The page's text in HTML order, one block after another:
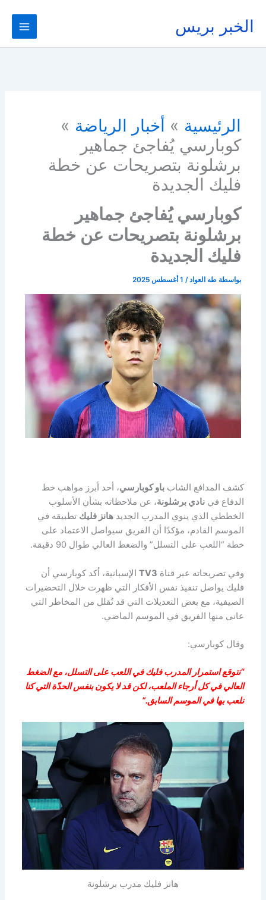
المحتوى
الخبر بريس
الرئيسية
أخبار الرياضة
كوبارسي يُفاجئ جماهير
برشلونة بتصريحات عن خطة
فليك الجديدة
كوبارسي يُفاجئ جماهير
برشلونة بتصريحات عن خطة
فليك الجديدة
بواسطة طه العواد/ 1 أغسطس 2025
كشف المدافع الشابباو كوبارسي، أحد أبرز مواهب خط
الدفاع فينادي برشلونة، عن ملاحظاته بشأن الأسلوب
الخططي الذي ينوي المدرب الجديدهانز فليك تطبيقه في
الموسم القادم، مؤكدًا أن الفريق سيواصل الاعتماد على
خطة “اللعب على التسلل” والضغط العالي طوال 90 دقيقة.
وفي تصريحاته عبر قناة TV3 الإسبانية، أكد كوبارسي أن
فليك يواصل تنفيذ نفس الأفكار التي ظهرت خلال التحضيرات
الصيفية، مع بعض التعديلات التي قد تُقلل من المخاطر التي
عانى منها الفريق في الموسم الماضي.
وقال كوبارسي:
“نتوقع استمرار المدرب فليك في اللعب على التسلل، مع الضغط
العالي في كل أرجاء الملعب، لكن قد لا يكون بنفس الحدّة التي كنا
نلعب بها في الموسم السابق.”
هانز فليك مدرب برشلونة